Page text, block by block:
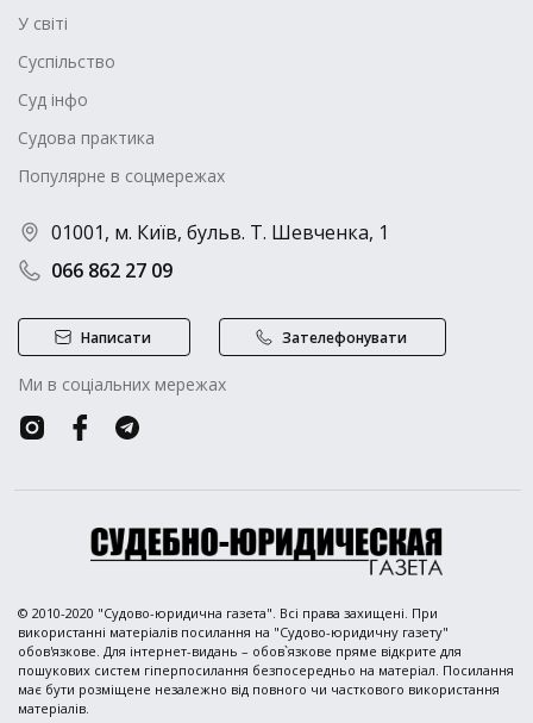
У світі
Суспільство
Суд інфо
Судова практика
Популярне в соцмережах
066 862 27 09
01001, м. Київ, бульв. Т. Шевченка, 1
Написати Зателефонувати
Ми в соціальних мережах
© 2010-2020 "Судово-юридична газета". Всі права захищені. При
використанні матеріалів посилання на "Судово-юридичну газету"
обов'язкове. Для інтернет-видань – обов`язкове пряме відкрите для
пошукових систем гіперпосилання безпосередньо на матеріал. Посилання
має бути розміщене незалежно від повного чи часткового використання
матеріалів.